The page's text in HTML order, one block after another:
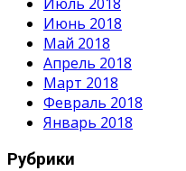
Июль 2018
Июнь 2018
Май 2018
Апрель 2018
Март 2018
Февраль 2018
Январь 2018
Рубрики